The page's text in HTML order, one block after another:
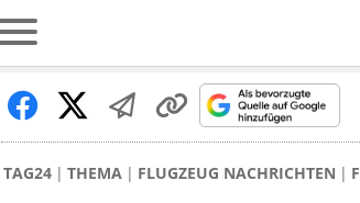
TAG24 THEMA FLUGZEUG NACHRICHTEN